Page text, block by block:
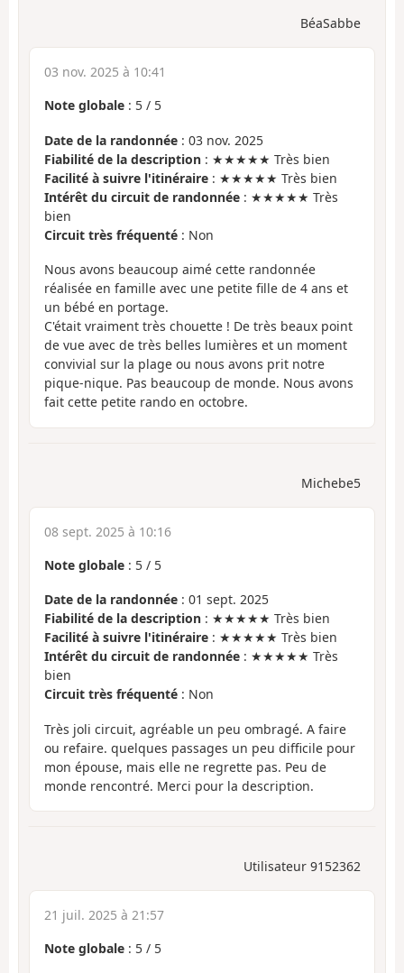
BéaSabbe
03 nov. 2025 à 10:41
Note globale : 5 / 5
Date de la randonnée : 03 nov. 2025
Fiabilité de la description : ★★★★★ Très bien
Facilité à suivre l'itinéraire : ★★★★★ Très bien
Intérêt du circuit de randonnée : ★★★★★ Très
bien
Circuit très fréquenté : Non
Nous avons beaucoup aimé cette randonnée
réalisée en famille avec une petite fille de 4 ans et
un bébé en portage.
C'était vraiment très chouette ! De très beaux point
de vue avec de très belles lumières et un moment
convivial sur la plage ou nous avons prit notre
pique-nique. Pas beaucoup de monde. Nous avons
fait cette petite rando en octobre.
Michebe5
08 sept. 2025 à 10:16
Note globale : 5 / 5
Date de la randonnée : 01 sept. 2025
Fiabilité de la description : ★★★★★ Très bien
Facilité à suivre l'itinéraire : ★★★★★ Très bien
Intérêt du circuit de randonnée : ★★★★★ Très
bien
Circuit très fréquenté : Non
Très joli circuit, agréable un peu ombragé. A faire
ou refaire. quelques passages un peu difficile pour
mon épouse, mais elle ne regrette pas. Peu de
monde rencontré. Merci pour la description.
Utilisateur 9152362
21 juil. 2025 à 21:57
Note globale : 5 / 5